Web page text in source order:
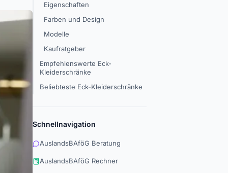
Eigenschaften
Farben und Design
Modelle
Kaufratgeber
Empfehlenswerte Eck-
Kleiderschränke
Beliebteste Eck-Kleiderschränke
Schnellnavigation
AuslandsBAföG Beratung
AuslandsBAföG Rechner